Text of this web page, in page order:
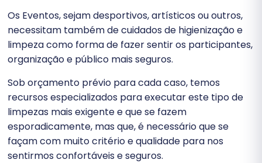
Os Eventos, sejam desportivos, artísticos ou outros,
necessitam também de cuidados de higienização e
limpeza como forma de fazer sentir os participantes,
organização e público mais seguros.
Sob orçamento prévio para cada caso, temos
recursos especializados para executar este tipo de
limpezas mais exigente e que se fazem
esporadicamente, mas que, é necessário que se
façam com muito critério e qualidade para nos
sentirmos confortáveis e seguros.